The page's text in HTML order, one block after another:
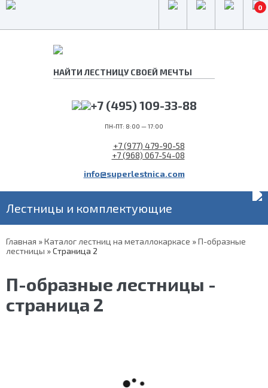
0
+7 (495) 109-33-88
ПН-ПТ: 8:00 — 17:00
+7 (977) 479-90-58
+7 (968) 067-54-08
info@superlestnica.com
Лестницы и комплектующие
Главная »Каталог лестниц на металлокаркасе »П-образные
лестницы »Страница 2
П-образные лестницы -
страница 2